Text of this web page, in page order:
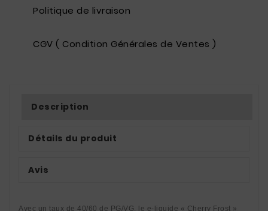
Politique de livraison
CGV ( Condition Générales de Ventes )
Description
Détails du produit
Avis
Avec un taux de 40/60 de PG/VG, le e-liquide « Cherry Frost »